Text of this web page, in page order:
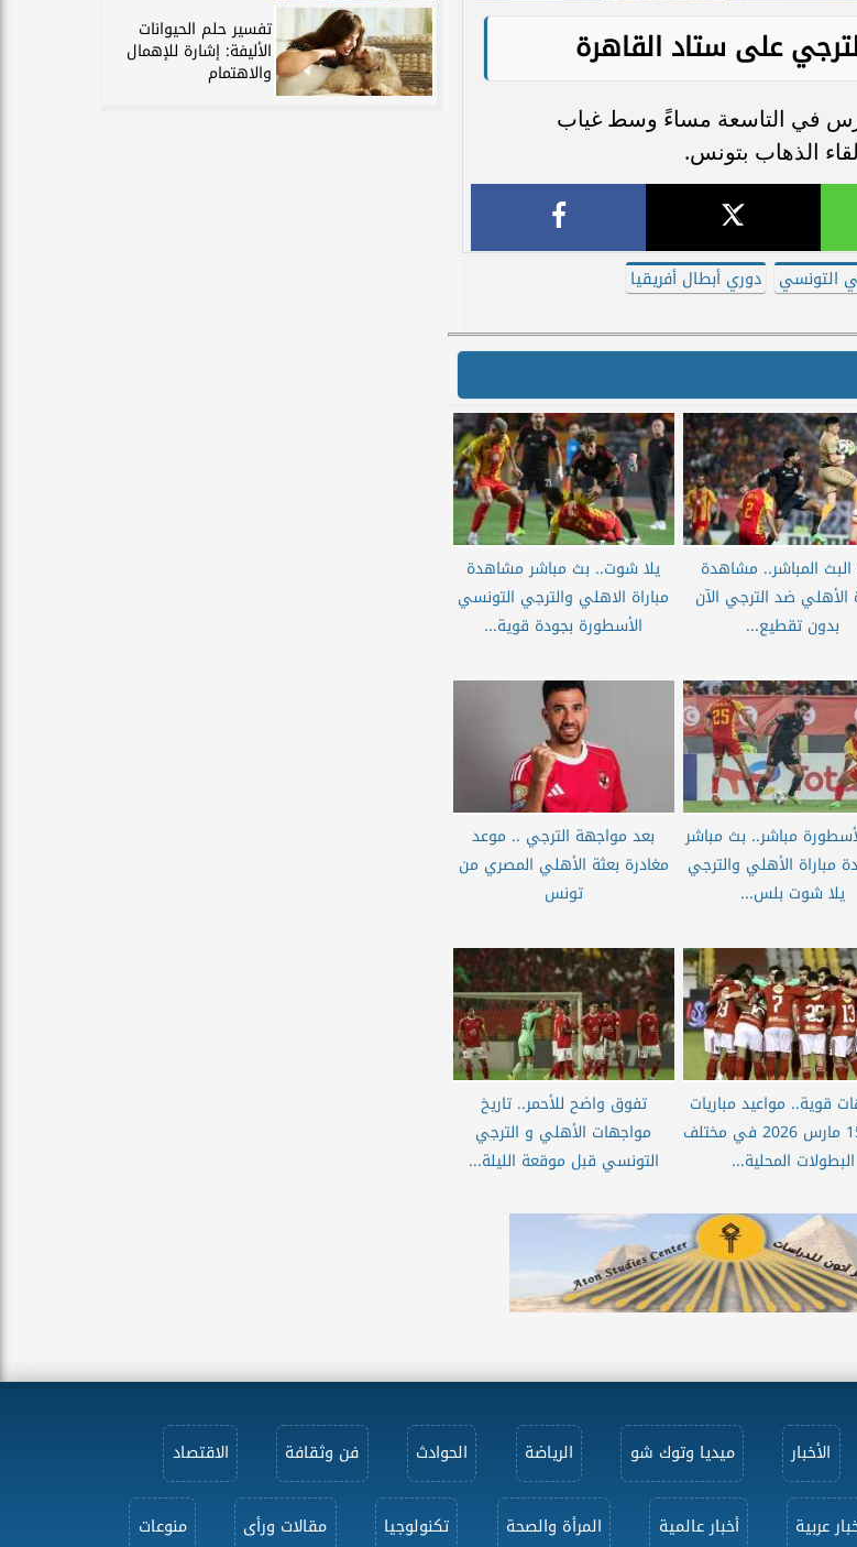
على ستاد القاهرة
أن تقام مباراة الإياب في القاهرة يوم 21 مارس في التاسعة مساءً وسط غياب
الذهاب بتونس.
التونسي
دوري أبطال أفريقيا
البث المباشر.. مشاهدة
الأهلي ضد الترجي الآن
بدون تقطيع...
يلا شوت.. بث مباشر مشاهدة
مباراة الاهلي والترجي التونسي
الأسطورة بجودة قوية...
مباشر.. بث مباشر
مباراة الأهلي والترجي
يلا شوت بلس...
بعد مواجهة الترجي .. موعد
مغادرة بعثة الأهلي المصري من
تونس
قوية.. مواعيد مباريات
اليوم 15 مارس 2026 في مختلف
البطولات المحلية...
تفوق واضح للأحمر.. تاريخ
مواجهات الأهلي و الترجي
التونسي قبل موقعة الليلة...
تفسير حلم الحيوانات
الأليفة: إشارة للإهمال
والاهتمام
الأخبار ميديا وتوك شو الرياضة الحوادث فن وثقافة الاقتصاد
عربية أخبار عالمية المرأة والصحة تكنولوجيا مقالات ورأى منوعات